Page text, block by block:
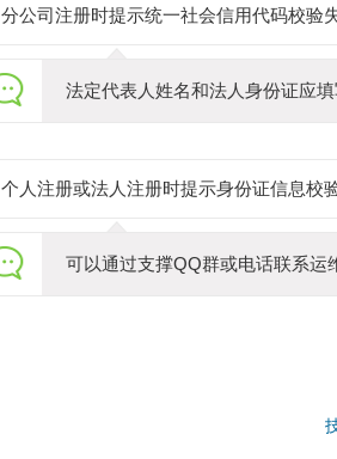
分公司注册时提示统一社会信用代码校验
法定代表人姓名和法人身份证应
个人注册或法人注册时提示身份证信息校
可以通过支撑QQ群或电话联系运